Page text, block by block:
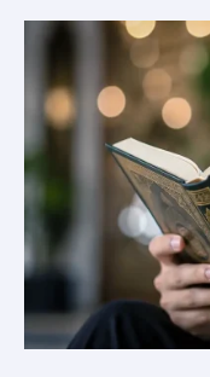
dan
Menghasilkannya